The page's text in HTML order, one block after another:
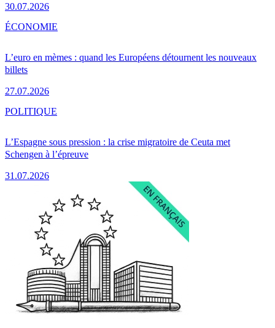
30.07.2026
L’euro en mèmes : quand les Européens détournent les nouveaux
billets
27.07.2026
ÉCONOMIE
L’Espagne sous pression : la crise migratoire de Ceuta met
Schengen à l’épreuve
31.07.2026
POLITIQUE